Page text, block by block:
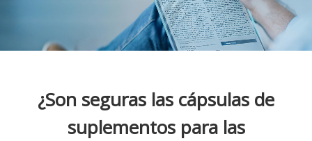
¿Son seguras las cápsulas de
suplementos para las